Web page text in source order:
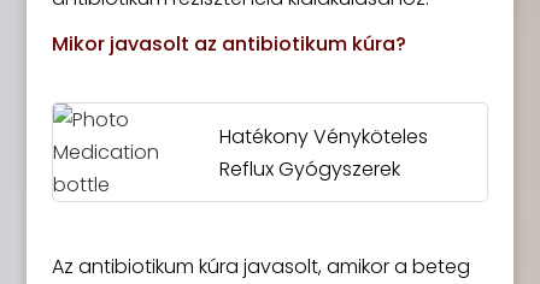
Mikor javasolt az antibiotikum kúra?
Hatékony Vényköteles
Reflux Gyógyszerek
Az antibiotikum kúra javasolt, amikor a beteg